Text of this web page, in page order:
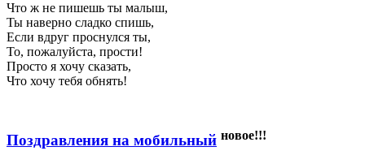
Что ж не пишешь ты малыш,
Ты наверно сладко спишь,
Если вдруг проснулся ты,
То, пожалуйста, прости!
Просто я хочу сказать,
Что хочу тебя обнять!
Поздравления на мобильный новое!!!